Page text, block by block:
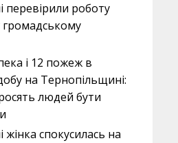
перевірили роботу
громадському
і 12 пожеж в
на Тернопільщині:
людей бути
жінка спокусилась на